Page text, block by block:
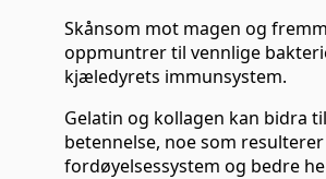
Skånsom mot magen og
oppmuntrer til vennlige
kjæledyrets immunsystem.
Gelatin og kollagen kan bidra
betennelse, noe som
fordøyelsessystem og bedre